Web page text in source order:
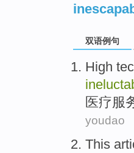
双语例句
High
医疗服
youdao
This